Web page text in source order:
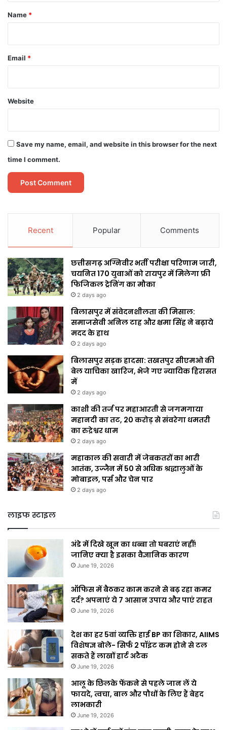
*
Name *
Email *
Website
Save my name, email, and website in this browser for the next
time I comment.
Recent Popular Comments
छत्तीसगढ़ अग्निवीर भर्ती परीक्षा परिणाम जारी,
चयनित 170 युवाओं को रायपुर में मिलेगा फ्री
फिजिकल ट्रेनिंग का मौका
2 days ago
बिलासपुर में संवेदनशीलता की मिसाल:
समाजसेवी अनिल टाह और क्षमा सिंह ने बढ़ाये
मदद के हाथ
2 days ago
बिलासपुर सड़क हादसा: तखतपुर सीएमओ की
बेल याचिका खारिज, भेजे गए न्यायिक हिरासत
में
2 days ago
काशी की तर्ज पर महाआरती से जगमगाया
महानदी का तट, ₹20 करोड़ से संवरेगा धमतरी
का रुद्रेश्वर धाम
2 days ago
महाकाल की सवारी में जेबकतरों का भारी
आतंक, उज्जैन में 50 से अधिक श्रद्धालुओं के
मोबाइल, पर्स और चेन पार
2 days ago
लाइफ स्टाइल
अंडे में दिखे खून का धब्बा तो घबराएं नहीं!
जानिए क्या है इसका वैज्ञानिक कारण
June 19, 2026
ऑफिस में बैठकर काम करने से बढ़ रहा कमर
दर्द? अपनाएं ये 7 आसान उपाय और पाएं राहत
June 19, 2026
देश का हर 5वां व्यक्ति हाई BP का शिकार, AIIMS
विशेषज्ञ बोले- सिर्फ 2 पॉइंट कम होने से टल
सकते हैं लाखों हार्ट अटैक
June 19, 2026
आलू के छिलके फेंकने से पहले जान लें ये
फायदे, त्वचा, बाल और पौधों के लिए हैं बेहद
लाभकारी
June 19, 2026